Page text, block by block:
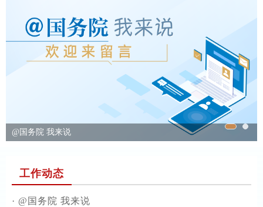
@国务院 我来说
工作动态
· @国务院 我来说